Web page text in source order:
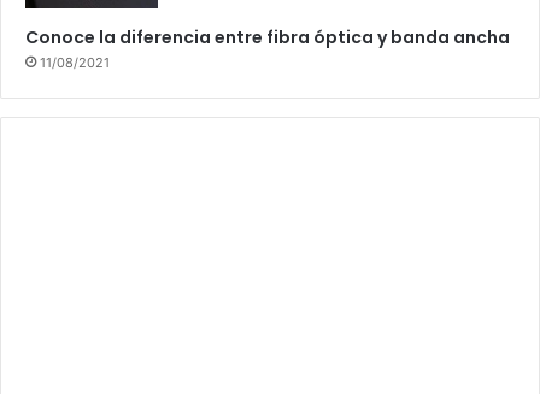
Conoce la diferencia entre fibra óptica y banda ancha
11/08/2021